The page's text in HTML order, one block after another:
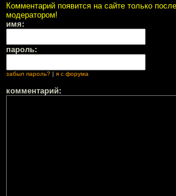
Комментарий появится на сайте только
модератором!
имя:
пароль:
забыл пароль? | я с форума
комментарий: